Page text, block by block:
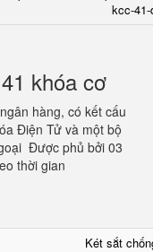
kcc-
khóa cơ
hàng, có kết cấu
Điện Tử và một bộ
Được phủ bởi 03
thời gian
Két sắt